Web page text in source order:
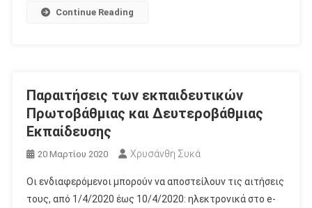
Continue Reading
Παραιτήσεις των εκπαιδευτικών
Πρωτοβάθμιας και Δευτεροβάθμιας
Εκπαίδευσης
20 Μαρτίου 2020 Χρυσάνθη Συκά
Οι ενδιαφερόμενοι μπορούν να αποστείλουν τις αιτήσεις
τους, από 1/4/2020 έως 10/4/2020: ηλεκτρονικά στο e-